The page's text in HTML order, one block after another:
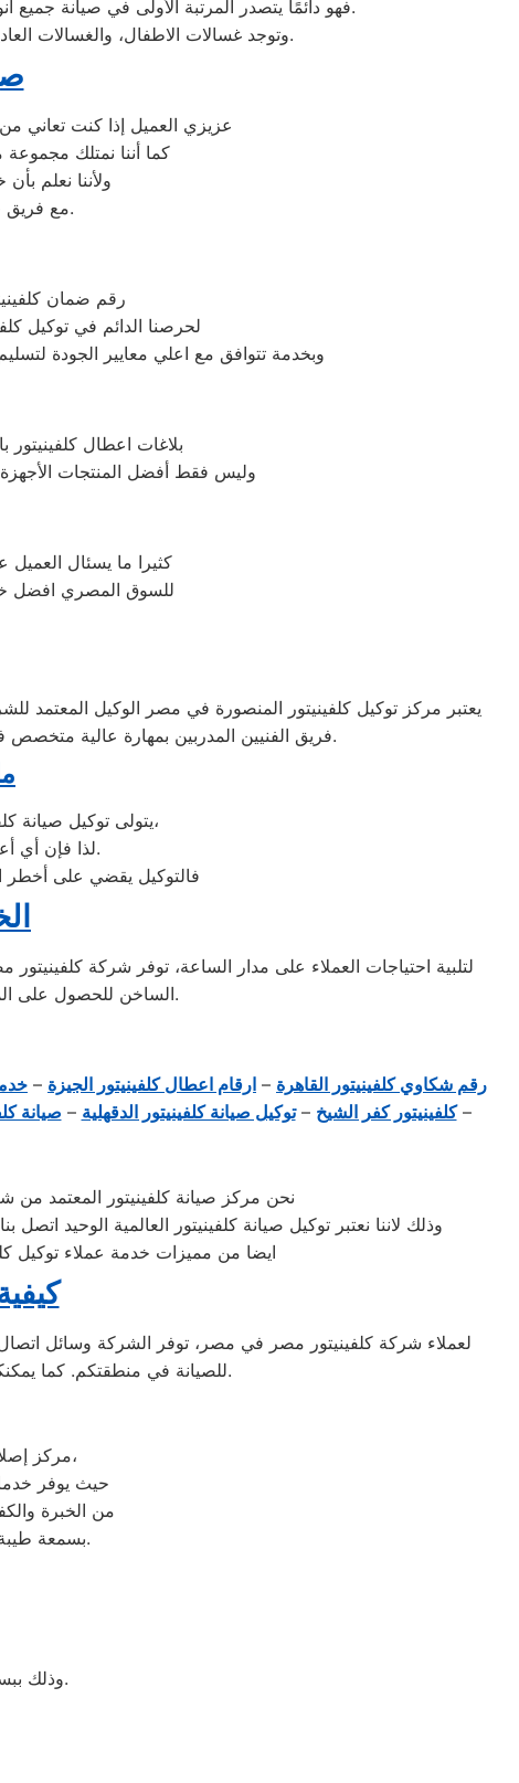
فهو دائمًا يتصدر المرتبة الأولى في صيانة جميع أنواع الغسالات الخاصة بماركة كلفينيتور تحت أيدي أنسب المهندسين، مع مراعاة توفير أفضل خدمات الدعم الفنى.
وتوجد غسالات الاطفال، والغسالاتفي مصر.
عزيزي العميل إذا كنت تعاني
كما أننا نمتلك
ولأننا نعلم
مع فريق خدمة العملاء لدينا على فروعنا كلفينيتور المتوافر على موقعنا الالكتروني.
رقم ضمان
لحرصنا الدائم في توكيل
وبخدمة تتوافق مع اعلي معايير الجودة
بلاغات اعطال
وليس فقط أفضل المنتجات
كثيرا ما يسئال
للسوق المصري افضل
يعتبر مركز توكيل كلفينيتور المنصورة في مصر الوكيل المعتمد
فريق الفنيين المدربين بمهارة عالية متخصص في إصلاح وصيانة جميع منتجات الشركة بكفاءة ودقة، مما يضمن للعملاء حصولهم على خدمة متميزة وموثوقة.
يتولى توكيل صيانة كلفينيتور خدمة تصليح جميع أعطال أجهزة كلفينيتور من ثلاجة وغسالات وديب فريزرات،
لذا فإن أي أعطال ستواجهك في جهازك سيتغلب توكيل كلفينيتور عليها بأعلى جودة ممكنة.
فالتوكيل يقضي على أخطر
الساخن للحصول على المساعدة في حل جميع قضايا الصيانة أو الاستفسارات حول المنتجات والخدمات المقدمة.
رقم شكاوي كلفينيتور القاهرة – ارقام اعطال كلفينيتور الجيزة –
كلفينيتور كفر الشيخ –توكيل صيانة كلفينيتور الدقهلية – صيانة –
نحن مركز صيانة كلفينيتور المعتمد من
وذلك لاننا نعتبر توكيل صيانة كلفينيتور العالمية
ايضا من مميزات خدمة عملاء توكيل
لعملاء شركة كلفينيتور مصر في مصر، توفر الشركة وسائل
للصيانة في منطقتكم. كما يمكنكم زيارة المركز الرئيسي للشركة لمزيد من المساعدة والمعلومات عن خدمات الصيانة المتاحة.
مركز إصلاح كلفينيتور في المنصورة يعد من الوجهات الرئيسية للصيانة في المنطقة،
حيث يوفر
من الخبرة
بسمعة طيبة بفضل سرعة استجابته ودقته في تشخيص المشاكل وإصلاحها بشكل سليم.
وذلك ببساطة نحن نقدم خدمة الصيانة محترفة من خلال مركز رئيسي بالمنصورة.